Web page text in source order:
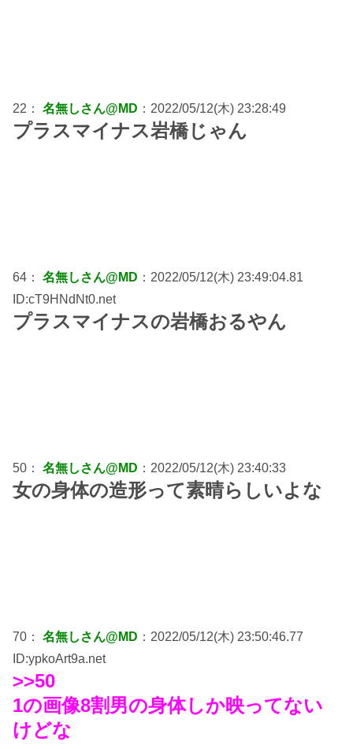
22： 名無しさん@MD ：2022/05/12(木) 23:28:49
プラスマイナス岩橋じゃん
64： 名無しさん@MD ：2022/05/12(木) 23:49:04.81
ID:cT9HNdNt0.net
プラスマイナスの岩橋おるやん
50： 名無しさん@MD ：2022/05/12(木) 23:40:33
女の身体の造形って素晴らしいよな
70： 名無しさん@MD ：2022/05/12(木) 23:50:46.77
ID:ypkoArt9a.net
>>50
1の画像8割男の身体しか映ってない
けどな